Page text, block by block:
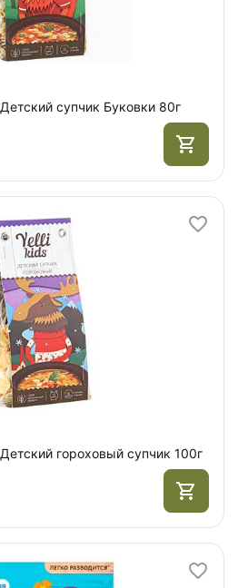
супчик Буковки 80г
гороховый супчик 100г